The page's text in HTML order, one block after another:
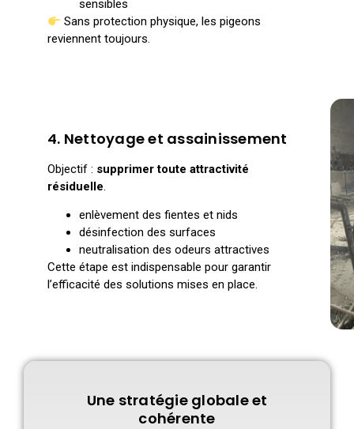
sensibles
Sans protection physique, les pigeons
reviennent toujours.
4. Nettoyage et assainissement
Objectif : supprimer toute attractivité
résiduelle.
enlèvement des fientes et nids
désinfection des surfaces
neutralisation des odeurs attractives
Cette étape est indispensable pour garantir
l’efficacité des solutions mises en place.
Une stratégie globale et
cohérente